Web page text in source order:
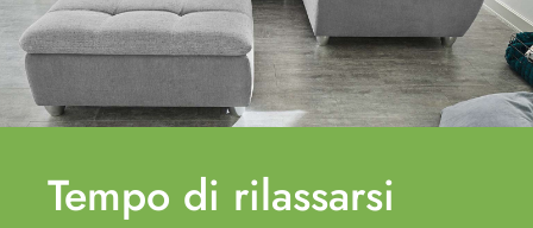
Tempo di rilassarsi